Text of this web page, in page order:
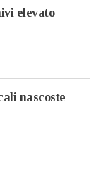
elevato
nascoste